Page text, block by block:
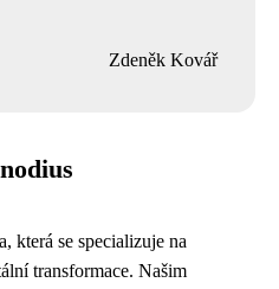
Zdeněk Kovář
která se specializuje na
transformace. Našim